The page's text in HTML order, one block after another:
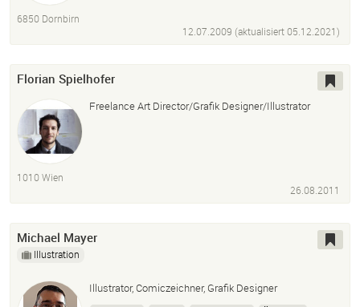
6850 Dornbirn
12.07.2009 (aktualisiert05.12.2021)
Florian Spielhofer
Freelance Art Director/Grafik Designer/Illustrator
1010 Wien
26.08.2011
Michael Mayer
Illustration
Illustrator, Comiczeichner, Grafik Designer